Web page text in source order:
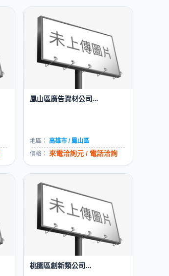
鳳山區廣告資材公司...
地區：
高雄市 / 鳳山區
價格： 來電洽詢元 / 電話洽詢
桃園區創新類公司...